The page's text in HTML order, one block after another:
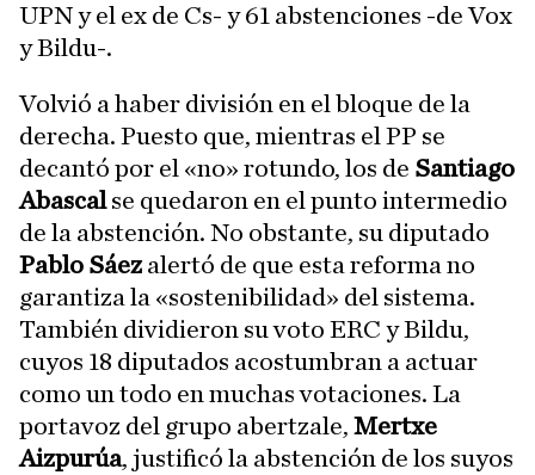
UPN y el ex de Cs- y 61 abstenciones -de Vox
y Bildu-.
Volvió a haber división en el bloque de la
derecha. Puesto que, mientras el PP se
decantó por el «no» rotundo, los de Santiago
Abascalse quedaron en el punto intermedio
de la abstención. No obstante, su diputado
Pablo Sáezalertó de que esta reforma no
garantiza la «sostenibilidad» del sistema.
También dividieron su voto ERC y Bildu,
cuyos 18 diputados acostumbran a actuar
como un todo en muchas votaciones. La
portavoz del grupo abertzale, Mertxe
Aizpurúa, justificó la abstención de los suyos